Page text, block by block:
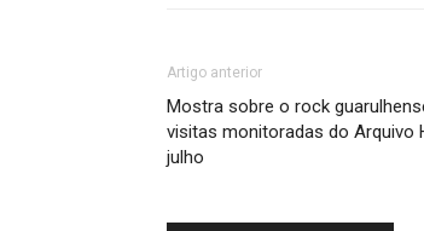
Artigo anterior
Mostra sobre o rock
visitas monitoradas do Arquivo
julho